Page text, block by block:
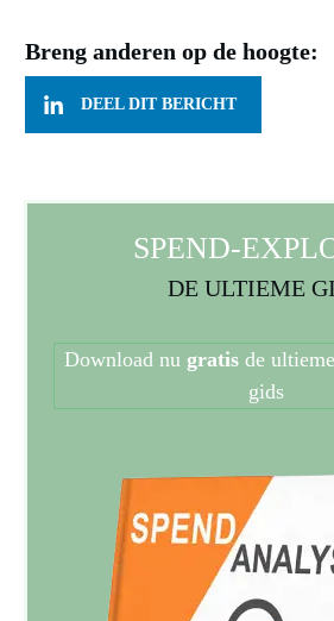
Breng anderen op de hoogte:
DEEL DIT BERICHT
SPEND-
DE ULTIEME
Download nu gratis de
gids